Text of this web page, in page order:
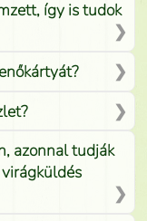
így is tudok
azonnal tudják